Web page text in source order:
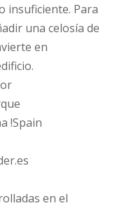
insuficiente. Para
una celosía de
en
!Spain
en el